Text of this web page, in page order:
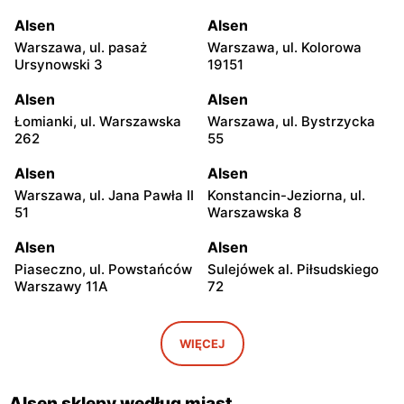
Alsen
Warszawa, ul. pasaż
Ursynowski 3
Alsen
Warszawa, ul. Kolorowa
19151
Alsen
Łomianki, ul. Warszawska
262
Alsen
Warszawa, ul. Bystrzycka
55
Alsen
Warszawa, ul. Jana Pawła II
51
Alsen
Konstancin-Jeziorna, ul.
Warszawska 8
Alsen
Piaseczno, ul. Powstańców
Warszawy 11A
Alsen
Sulejówek al. Piłsudskiego
72
Alsen
Legionowo, ul. Marsz.
Józefa Piłsudskiego 31/215
Alsen Alsen
WIĘCEJ